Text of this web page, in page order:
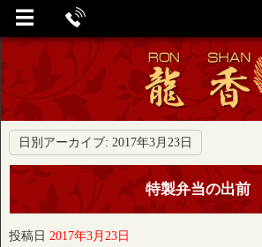
日別アーカイブ: 2017年3月23日
特製弁当の出前
投稿日 2017年3月23日